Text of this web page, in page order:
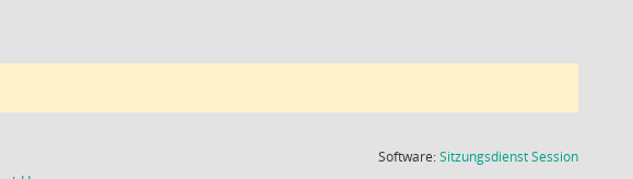
Software:SitzungsdienstSession(Wird in